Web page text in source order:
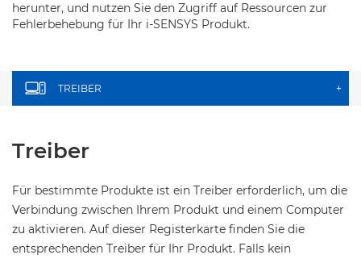
herunter, und nutzen Sie den Zugriff auf Ressourcen zur
Fehlerbehebung für Ihr i-SENSYS Produkt.
TREIBER +
Treiber
Für bestimmte Produkte ist ein Treiber erforderlich, um die
Verbindung zwischen Ihrem Produkt und einem Computer
zu aktivieren. Auf dieser Registerkarte finden Sie die
entsprechenden Treiber für Ihr Produkt. Falls kein